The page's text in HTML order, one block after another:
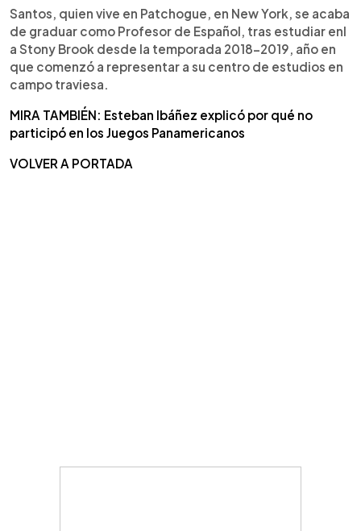
Santos, quien vive en Patchogue, en New York, se acaba
de graduar como Profesor de Español, tras estudiar enl
a Stony Brook desde la temporada 2018-2019, año en
que comenzó a representar a su centro de estudios en
campo traviesa.
MIRA TAMBIÉN: Esteban Ibáñez explicó por qué no
participó en los Juegos Panamericanos
VOLVER A PORTADA